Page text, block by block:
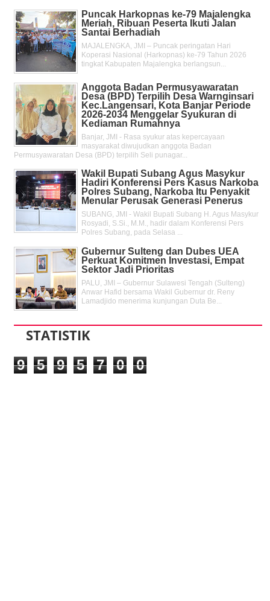
Puncak Harkopnas ke-79 Majalengka
Meriah, Ribuan Peserta Ikuti Jalan
Santai Berhadiah
MAJALENGKA, JMI – Puncak peringatan Hari
Koperasi Nasional (Harkopnas) ke-79 Tahun 2026
tingkat Kabupaten Majalengka berlangsun...
Anggota Badan Permusyawaratan
Desa (BPD) Terpilih Desa Warnginsari
Kec.Langensari, Kota Banjar Periode
2026-2034 Menggelar Syukuran di
Kediaman Rumahnya
Banjar, JMI - Rasa syukur atas kepercayaan
masyarakat diwujudkan anggota Badan
Permusyawaratan Desa (BPD) terpilih Seli punagar...
Wakil Bupati Subang Agus Masykur
Hadiri Konferensi Pers Kasus Narkoba
Polres Subang, Narkoba Itu Penyakit
Menular Perusak Generasi Penerus
SUBANG, JMI - Wakil Bupati Subang H. Agus Masykur
Rosyadi, S.Si., M.M., hadir dalam Konferensi Pers
Polres Subang, pada Selasa ...
Gubernur Sulteng dan Dubes UEA
Perkuat Komitmen Investasi, Empat
Sektor Jadi Prioritas
PALU, JMI – Gubernur Sulawesi Tengah (Sulteng)
Anwar Hafid bersama Wakil Gubernur dr. Reny
Lamadjido menerima kunjungan Duta Be...
STATISTIK
9 5 9 5 7 0 0